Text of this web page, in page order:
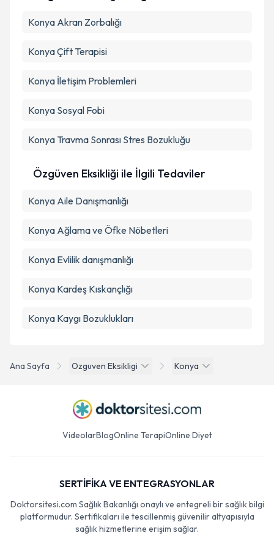
Ana Sayfa Ozguven Eksikligi Konya
Konya Akran Zorbalığı
Konya Çift Terapisi
Konya İletişim Problemleri
Konya Sosyal Fobi
Konya Travma Sonrası Stres Bozukluğu
Özgüven Eksikliği ile İlgili Tedaviler
Konya Aile Danışmanlığı
Konya Ağlama ve Öfke Nöbetleri
Konya Evlilik danışmanlığı
Konya Kardeş Kıskançlığı
Konya Kaygı Bozuklukları
VideolarBlogOnline TerapiOnline Diyet
SERTİFİKA VE ENTEGRASYONLAR
Doktorsitesi.com Sağlık Bakanlığı onaylı ve entegreli bir sağlık bilgi
platformudur. Sertifikaları ile tescillenmiş güvenilir altyapısıyla
sağlık hizmetlerine erişim sağlar.